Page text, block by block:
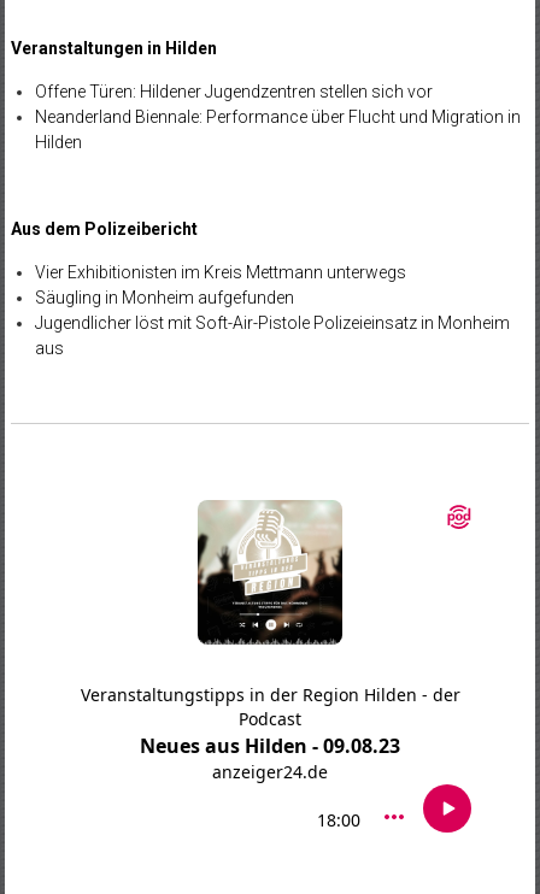
Veranstaltungen in Hilden
Offene Türen: Hildener Jugendzentren stellen sich vor
Neanderland Biennale: Performance über Flucht und Migration in
Hilden
Aus dem Polizeibericht
Vier Exhibitionisten im Kreis Mettmann unterwegs
Säugling in Monheim aufgefunden
Jugendlicher löst mit Soft-Air-Pistole Polizeieinsatz in Monheim
aus